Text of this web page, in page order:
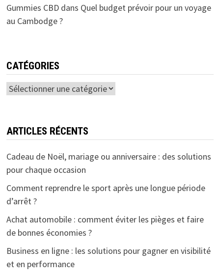
Gummies CBDdans Quel budget prévoir pour un voyage
au Cambodge ?
CATÉGORIES
Catégories
ARTICLES RÉCENTS
Cadeau de Noël, mariage ou anniversaire : des solutions
pour chaque occasion
Comment reprendre le sport après une longue période
d’arrêt ?
Achat automobile : comment éviter les pièges et faire
de bonnes économies ?
Business en ligne : les solutions pour gagner en visibilité
et en performance